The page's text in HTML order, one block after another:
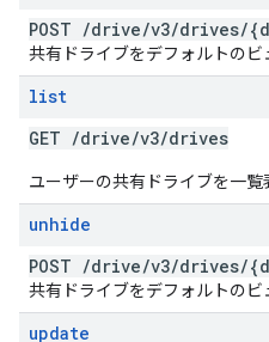
POST /drive/v3/drives/
共有ドライブをデフォルトのビ
list
GET /drive/v3/drives
ユーザーの共有ドライブを一覧
unhide
POST /drive/v3/drives/
共有ドライブをデフォルトのビ
update